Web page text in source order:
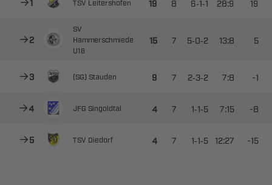
     --  




  --  
     --  ​
     --  ​
     --  ​